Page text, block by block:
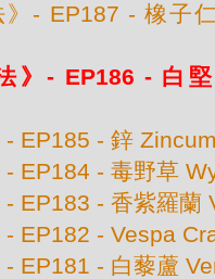
》- EP187 - 橡子
》- EP186 - 白
- EP185 - 鋅
- EP184 - 毒野草
- EP183 - 香紫羅蘭
- EP182 - Vespa
- EP181 - 白藜蘆